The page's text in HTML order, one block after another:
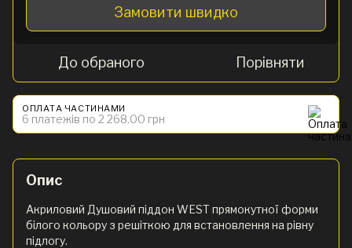
Замовити швидко
До обраного Порівняти
ОПЛАТА ЧАСТИНАМИ
6 платежів по 2 268.00 грн
Опис
Акриловий Душовий піддон WEST прямокутної форми
білого кольору з решіткою для встановлення на рівну
підлогу.